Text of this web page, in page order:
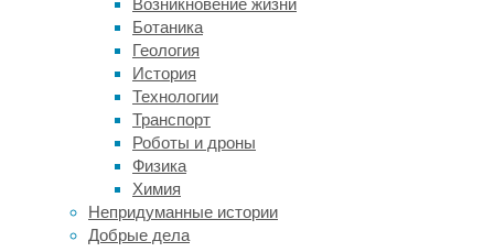
Возникновение жизни
Ботаника
Геология
История
Технологии
Транспорт
Роботы и дроны
Физика
Химия
Непридуманные истории
Добрые дела
целей
из
«природных
компонентов».
Для
этого
исследователи
приготовили
насекомым
«блюда»
с